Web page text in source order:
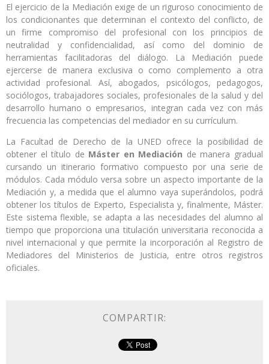
El ejercicio de la Mediación exige de un riguroso conocimiento de
los condicionantes que determinan el contexto del conflicto, de
un firme compromiso del profesional con los principios de
neutralidad y confidencialidad, así como del dominio de
herramientas facilitadoras del diálogo. La Mediación puede
ejercerse de manera exclusiva o como complemento a otra
actividad profesional. Así, abogados, psicólogos, pedagogos,
sociólogos, trabajadores sociales, profesionales de la salud y del
desarrollo humano o empresarios, integran cada vez con más
frecuencia las competencias del mediador en su currículum.
La Facultad de Derecho de la UNED ofrece la posibilidad de
obtener el título de Máster en Mediación de manera gradual
cursando un itinerario formativo compuesto por una serie de
módulos. Cada módulo versa sobre un aspecto importante de la
Mediación y, a medida que el alumno vaya superándolos, podrá
obtener los títulos de Experto, Especialista y, finalmente, Máster.
Este sistema flexible, se adapta a las necesidades del alumno al
tiempo que proporciona una titulación universitaria reconocida a
nivel internacional y que permite la incorporación al Registro de
Mediadores del Ministerios de Justicia, entre otros registros
oficiales.
COMPARTIR: